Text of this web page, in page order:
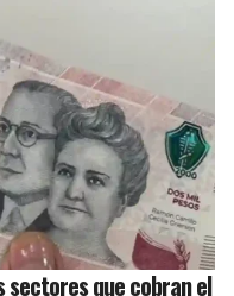
sectores que cobran el